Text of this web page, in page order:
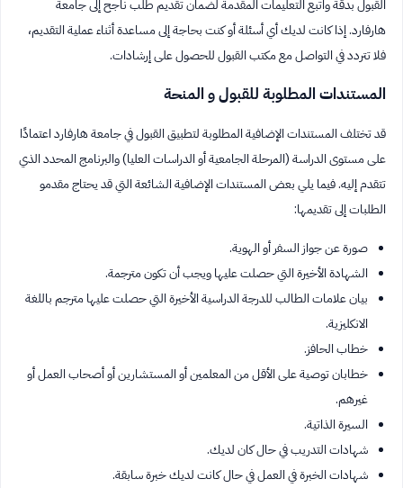
القبول بدقة واتبع التعليمات المقدمة لضمان تقديم طلب ناجح إلى جامعة
هارفارد. إذا كانت لديك أي أسئلة أو كنت بحاجة إلى مساعدة أثناء عملية التقديم،
فلا تتردد في التواصل مع مكتب القبول للحصول على إرشادات.
المستندات المطلوبة للقبول و المنحة
قد تختلف المستندات الإضافية المطلوبة لتطبيق القبول في جامعة هارفارد اعتمادًا
على مستوى الدراسة (المرحلة الجامعية أو الدراسات العليا) والبرنامج المحدد الذي
تتقدم إليه. فيما يلي بعض المستندات الإضافية الشائعة التي قد يحتاج مقدمو
الطلبات إلى تقديمها:
صورة عن جواز السفر أو الهوية.
الشهادة الأخيرة التي حصلت عليها ويجب أن تكون مترجمة.
بيان علامات الطالب للدرجة الدراسية الأخيرة التي حصلت عليها مترجم باللغة
الانكليزية.
خطاب الحافز.
خطابان توصية على الأقل من المعلمين أو المستشارين أو أصحاب العمل أو
غيرهم.
السيرة الذاتية.
شهادات التدريب في حال كان لديك.
شهادات الخبرة في العمل في حال كانت لديك خبرة سابقة.